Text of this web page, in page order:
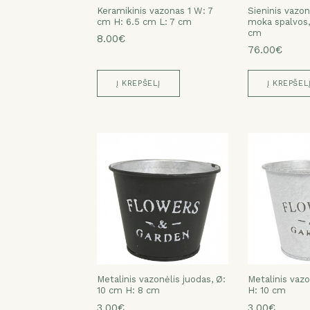
Keramikinis vazonas 1 W: 7
cm H: 6.5 cm L: 7 cm
8.00€
Į KREPŠELĮ
Sieninis
moka
cm
76.00€
Į KREPŠELĮ
Metalinis vazonėlis juodas, Ø:
10 cm H: 8 cm
Metalinis
H: 10 cm